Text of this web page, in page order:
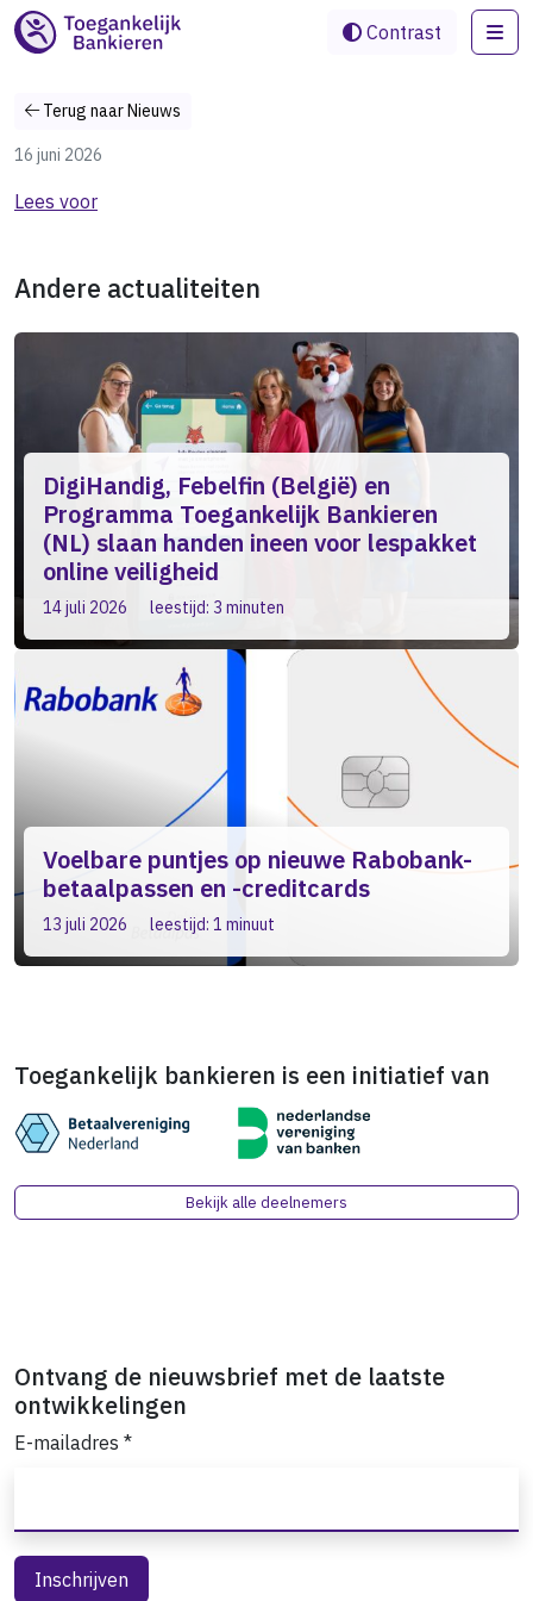
Contrast
Terug naar Nieuws
16 juni 2026
Lees voor
Andere actualiteiten
DigiHandig, Febelfin (België) en
Programma Toegankelijk Bankieren
(NL) slaan handen ineen voor lespakket
online veiligheid
14 juli 2026 leestijd: 3 minuten
Voelbare puntjes op nieuwe Rabobank-
betaalpassen en -creditcards
13 juli 2026 leestijd: 1 minuut
Toegankelijk bankieren is een initiatief van
Bekijk alle deelnemers
Ontvang de nieuwsbrief met de laatste
ontwikkelingen
E-mailadres *